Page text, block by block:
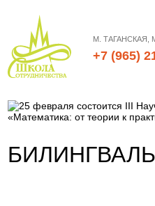
М. ТАГАНСКАЯ,
+7 (965)